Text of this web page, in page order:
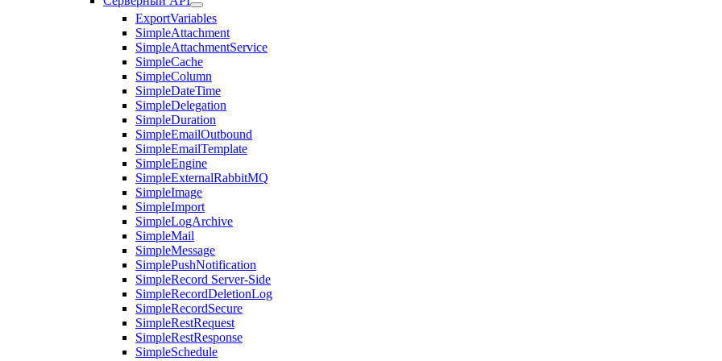
ExportVariables
SimpleAttachment
SimpleAttachmentService
SimpleCache
SimpleColumn
SimpleDateTime
SimpleDelegation
SimpleDuration
SimpleEmailOutbound
SimpleEmailTemplate
SimpleEngine
SimpleExternalRabbitMQ
SimpleImage
SimpleImport
SimpleLogArchive
SimpleMail
SimpleMessage
SimplePushNotification
SimpleRecord Server-Side
SimpleRecordDeletionLog
SimpleRecordSecure
SimpleRestRequest
SimpleRestResponse
SimpleSchedule